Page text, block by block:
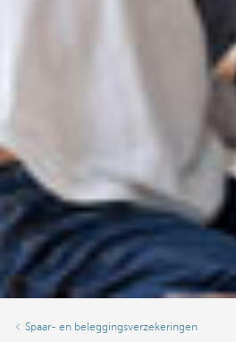
Spaar- en beleggingsverzekeringen